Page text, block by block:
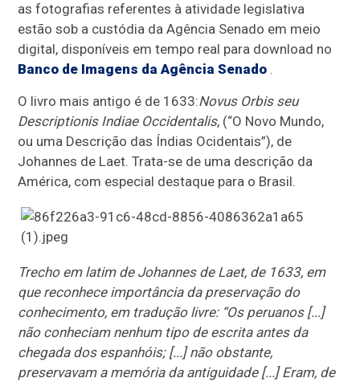
as fotografias referentes à atividade legislativa
estão sob a custódia da Agência Senado em meio
digital, disponíveis em tempo real para download no
Banco de Imagens da Agência Senado .
O livro mais antigo é de 1633:Novus Orbis seu
Descriptionis Indiae Occidentalis, (“O Novo Mundo,
ou uma Descrição das Índias Ocidentais”), de
Johannes de Laet. Trata-se de uma descrição da
América, com especial destaque para o Brasil.
Trecho em latim de Johannes de Laet, de 1633, em
que reconhece importância da preservação do
conhecimento, em tradução livre: “Os peruanos [...]
não conheciam nenhum tipo de escrita antes da
chegada dos espanhóis; [...] não obstante,
preservavam a memória da antiguidade [...] Eram, de